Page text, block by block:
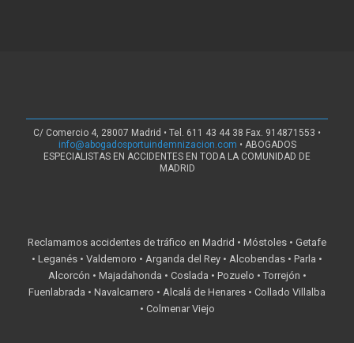
C/ Comercio 4, 28007 Madrid • Tel. 611 43 44 38 Fax. 914871553 •
info@abogadosportuindemnizacion.com • ABOGADOS
ESPECIALISTAS EN ACCIDENTES EN TODA LA COMUNIDAD DE
MADRID
Reclamamos accidentes de tráfico en Madrid • Móstoles • Getafe
• Leganés • Valdemoro • Arganda del Rey • Alcobendas • Parla •
Alcorcón • Majadahonda • Coslada • Pozuelo • Torrejón •
Fuenlabrada • Navalcarnero • Alcalá de Henares • Collado Villalba
• Colmenar Viejo